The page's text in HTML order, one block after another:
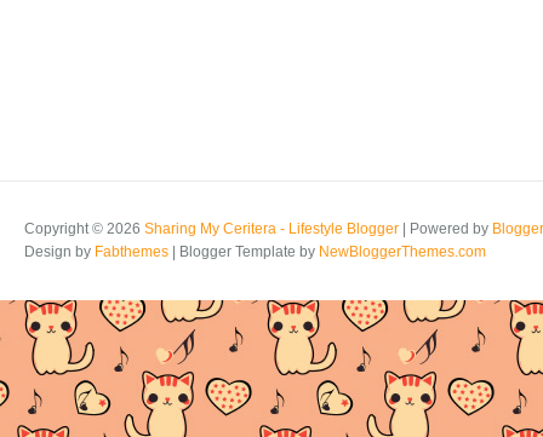
Copyright © 2026 Sharing My Ceritera - Lifestyle Blogger | Powered by Blogger
Design by Fabthemes | Blogger Template by NewBloggerThemes.com